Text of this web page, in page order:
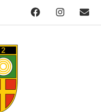
FacebookInstagram
Mail